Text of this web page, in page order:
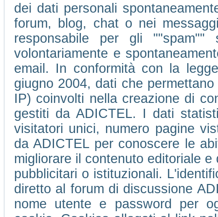
dei dati personali
forum, blog, chat o nei
responsabile per gli
volontariamente e
email. In conformità con la
giugno 2004, dati che
IP) coinvolti nella creazione di
gestiti da ADICTEL. I dati
visitatori unici, numero pagine
da ADICTEL per conoscere le
migliorare il contenuto editoriale
pubblicitari o istituzionali.
diretto al forum di discussione
nome utente e password per